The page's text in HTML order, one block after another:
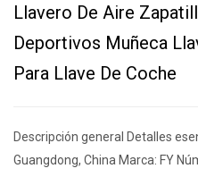
Llavero De Aire
Deportivos Muñeca
Para Llave De Coche
Descripción general Detalles
Guangdong, China Marca: FY